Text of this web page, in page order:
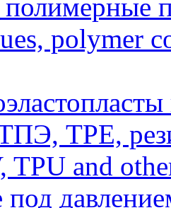
polymer
TPE,
TPU and